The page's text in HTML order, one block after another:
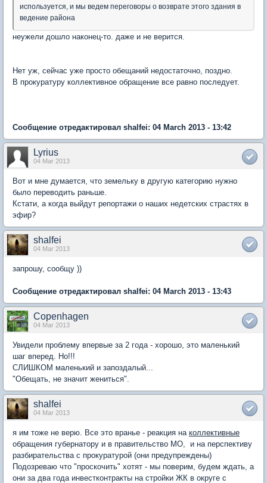
используется, и мы ведем переговоры о возврате этого здания в
ведение района
неужели дошло наконец-то. даже и не верится.
Нет уж, сейчас уже просто обещаний недостаточно, поздно.
В прокуратуру коллективное обращение все равно последует.
Сообщение отредактировал shalfei: 04 March 2013 - 13:42
Lyrius
04 Mar 2013
Вот и мне думается, что земельку в другую категорию нужно
было переводить раньше.
Кстати, а когда выйдут репортажи о наших недетских страстях в
эфир?
shalfei
04 Mar 2013
запрошу, сообщу ))
Сообщение отредактировал shalfei: 04 March 2013 - 13:43
Copenhagen
04 Mar 2013
Увидели проблему впервые за 2 года - хорошо, это маленький
шаг вперед. Но!!!
СЛИШКОМ маленький и запоздалый...
"Обещать, не значит жениться".
shalfei
04 Mar 2013
я им тоже не верю. Все это вранье - реакция на коллективные
обращения губернатору и в правительство МО, и на перспективу
разбирательства с прокуратурой (они предупреждены)
Подозреваю что "проскочить" хотят - мы поверим, будем ждать, а
они за два года инвестконтракты на стройки ЖК в округе с